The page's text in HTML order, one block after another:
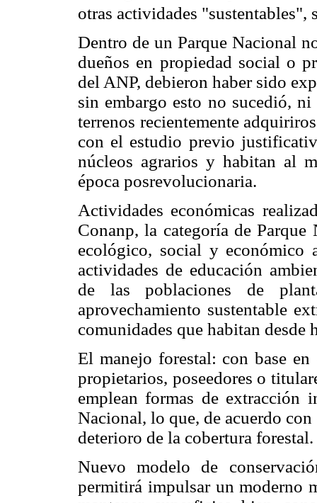
otras actividades "sustentables",
Dentro de un Parque Nacional
dueños en propiedad social o
del ANP, debieron haber sido
sin embargo esto no sucedió,
terrenos recientemente
con el estudio previo
núcleos agrarios y habitan al
época posrevolucionaria.
Actividades económicas
Conanp, la categoría de
ecológico, social y económico
actividades de educación
de las poblaciones de
aprovechamiento sustentable
comunidades que habitan desde
El manejo forestal: con base
propietarios, poseedores o
emplean formas de extracción
Nacional, lo que, de acuerdo
deterioro de la cobertura forestal.
Nuevo modelo de
permitirá impulsar un moderno